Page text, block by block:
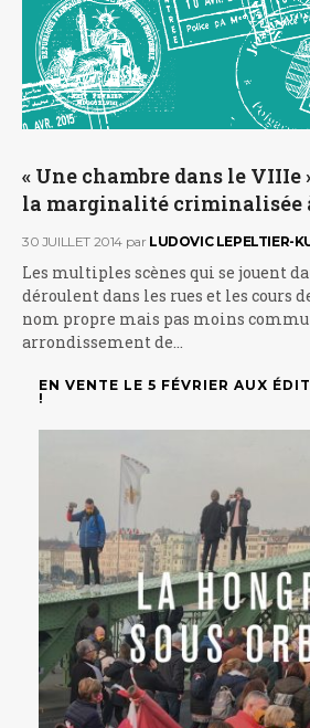
« Une chambre dans le VIIIe
la marginalité criminalisée
30 JUILLET 2014 par LUDOVIC LEPELTIER-
Les multiples scènes qui se jouent
déroulent dans les rues et les cours
nom propre mais pas moins
arrondissement de…
EN VENTE LE 5 FÉVRIER AUX
!